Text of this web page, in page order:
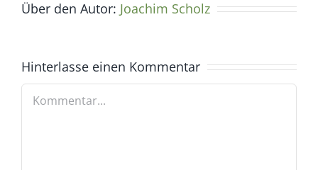
Über den Autor: Joachim Scholz
Hinterlasse einen Kommentar
Kommentar